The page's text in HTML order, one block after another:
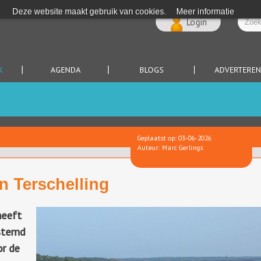
Deze website maakt gebruik van cookies. Meer informatie
Login
AGENDA BLOGS ADVERTEREN
Geplaatst op: 03-06-2026
Auteur: Marc Gerlings
Terschelling
de